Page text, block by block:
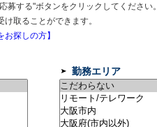
募する"ボタンをクリックしてください。
取ることができます。
探しの方】
勤務エリア